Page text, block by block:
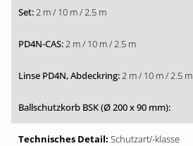
2 m / 10 m / 2.5 m
2 m / 10 m / 2.5 m
2 m / 10 m / 2.5 m
Schutzart/-klasse